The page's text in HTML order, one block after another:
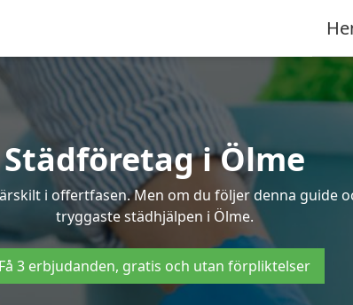
Städföretag i Ölme
i offertfasen. Men om du följer denna guide
tryggaste städhjälpen i Ölme.
Få 3 erbjudanden, gratis och utan förpliktelser